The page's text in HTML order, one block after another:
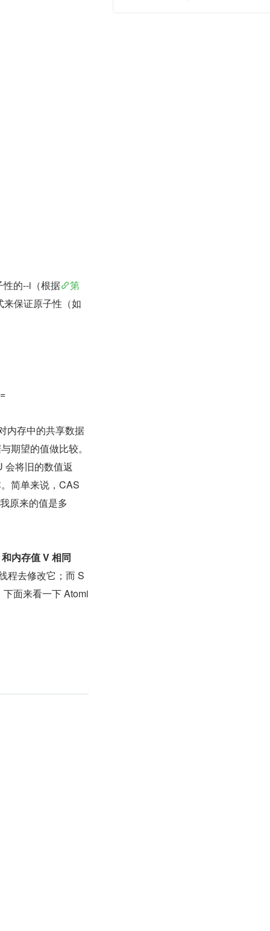
性的--i（根据
第
保证原子性（如
内存中的共享数据
期望的值做比较。
会将旧的数值返
简单来说，CAS
原来的值是多
内存值 V 相同
程去修改它；而 S
面来看一下 Atomi